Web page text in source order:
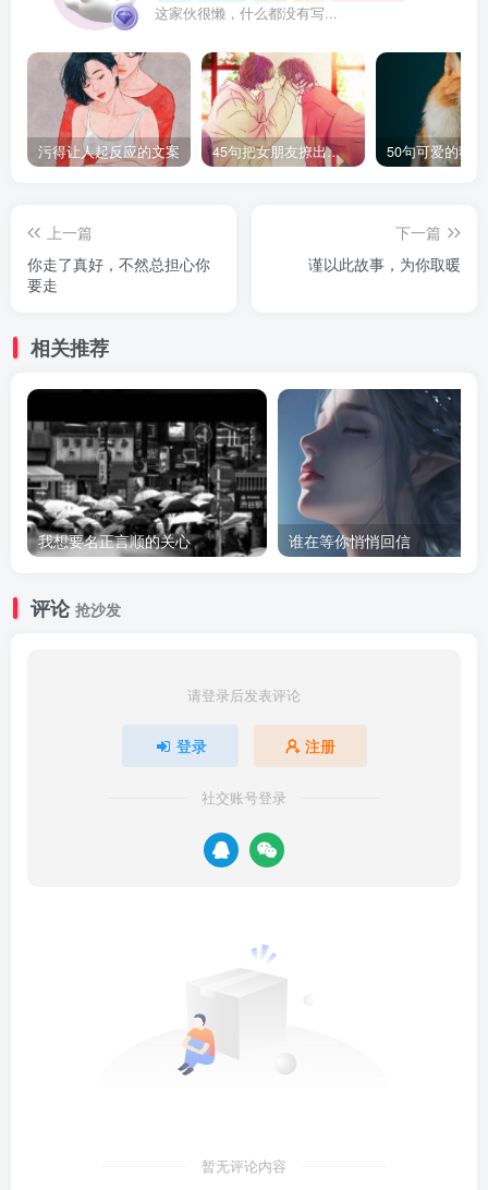
这家伙很懒，什么都没有写...
污得让人起反应的文案 45句把女朋友撩出水的句子 50句可爱的猫
上一篇
你走了真好，不然总担心你
要走
下一篇
谨以此故事，为你取暖
相关推荐
我想要名正言顺的关心 谁在等你悄悄回信
评论 抢沙发
请登录后发表评论
登录 注册
社交账号登录
暂无评论内容